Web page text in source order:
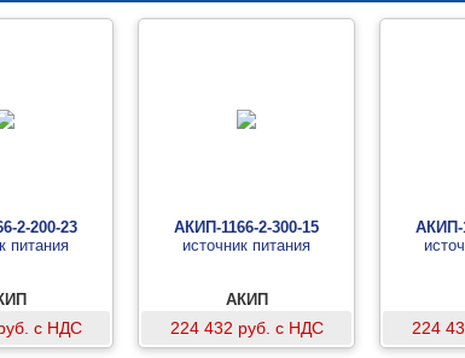
2-200-23
питания
с НДС
АКИП-1166-2-300-15
источник питания
АКИП
224 432 руб. с НДС
АКИП-
224